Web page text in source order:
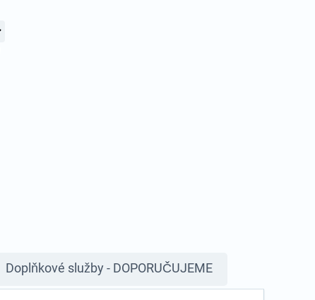
Doplňkové služby - DOPORUČUJEME